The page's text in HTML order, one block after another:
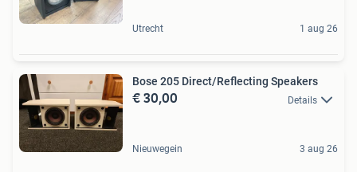
Utrecht 1 aug 26
Bose 205 Direct/Reflecting Speakers
€ 30,00 Details
Nieuwegein 3 aug 26